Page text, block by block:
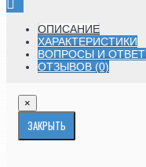
ОПИСАНИЕ
ХАРАКТЕРИСТИКИ
ВОПРОСЫ И
ОТЗЫВОВ (0)
×
ЗАКРЫТЬ